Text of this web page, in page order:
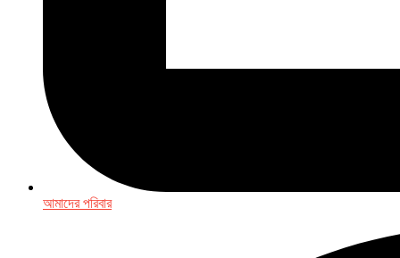
আমাদের পরিবার